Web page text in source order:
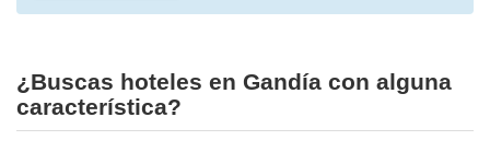
¿Buscas hoteles en Gandía con alguna
característica?